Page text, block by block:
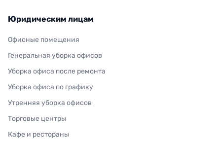
Юридическим лицам
Офисные помещения
Генеральная уборка офисов
Уборка офиса после ремонта
Уборка офиса по графику
Утренняя уборка офисов
Торговые центры
Кафе и рестораны